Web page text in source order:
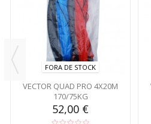
FORA DE STOCK
VECTOR QUAD PRO 4X20M
170/75KG
52,00 €